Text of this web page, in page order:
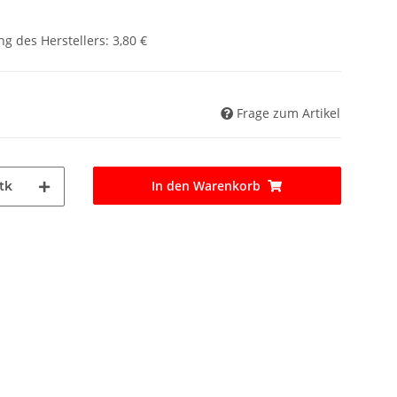
des Herstellers: 3,80 €
Frage zum Artikel
In den Warenkorb